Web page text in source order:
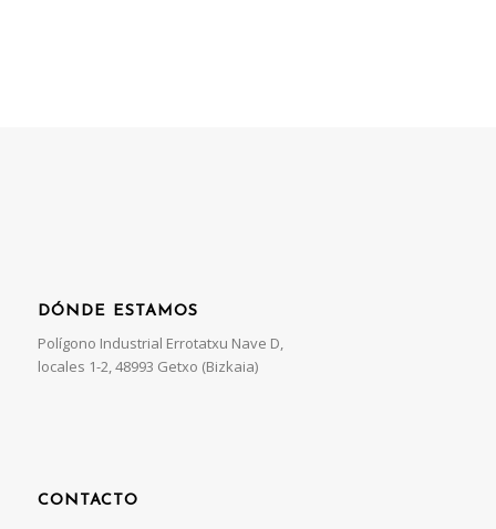
DÓNDE ESTAMOS
Polígono Industrial Errotatxu Nave D,
locales 1-2, 48993 Getxo (Bizkaia)
CONTACTO